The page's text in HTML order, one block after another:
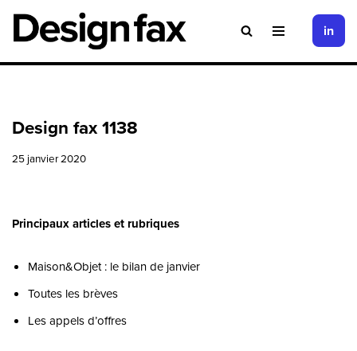
Aller
au
in
Design fax 1138
25 janvier 2020
Principaux articles et rubriques
Maison&Objet : le bilan de janvier
Toutes les brèves
Les appels d’offres